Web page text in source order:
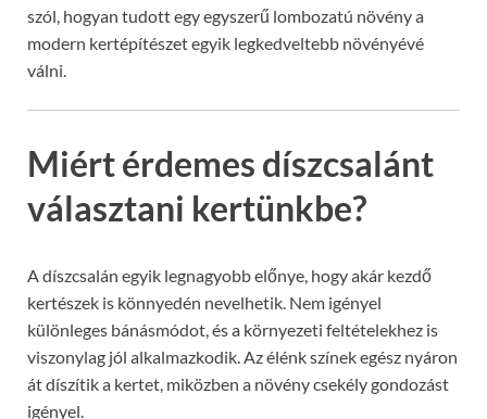
szól, hogyan tudott egy egyszerű lombozatú növény a
modern kertépítészet egyik legkedveltebb növényévé
válni.
Miért érdemes díszcsalánt
választani kertünkbe?
A díszcsalán egyik legnagyobb előnye, hogy akár kezdő
kertészek is könnyedén nevelhetik. Nem igényel
különleges bánásmódot, és a környezeti feltételekhez is
viszonylag jól alkalmazkodik. Az élénk színek egész nyáron
át díszítik a kertet, miközben a növény csekély gondozást
igényel.